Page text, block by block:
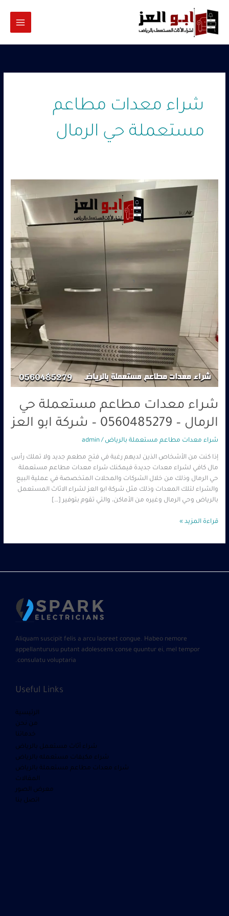
المحتوى
شراء معدات مطاعم
مستعملة حي الرمال
شراء معدات مطاعم مستعملة حي
الرمال – 0560485279 – شركة ابو العز
شراء معدات مطاعم مستعملة بالرياض /
admin
إذا كنت من الأشخاص الذين لديهم رغبة في فتح مطعم جديد ولا تملك رأس
مال كافي لشراء معدات جديدة فيمكنك شراء معدات مطاعم مستعملة
حي الرمال وذلك من خلال الشركات والمحلات المتخصصة في عملية البيع
والشراء لتلك المعدات وذلك مثل شركة ابو العز لشراء الاثاث المستعمل
بالرياض وحي الرمال وغيره من الأماكن، والتي تقوم بتوفير […]
شراء
مستعملة
0560485279
قراءة المزيد »
Aliquam suscipit felis a arcu laoreet congue. Habeo nemore
appellanturusu putant adolescens conse quuntur ei, mel tempor
consulatu voluptaria.
Useful Links
الرئيسية
من نحن
خدماتنا
شراء أثاث مستعمل بالرياض
شراء مكيفات مستعمله بالرياض
شراء معدات مطاعم مستعملة بالرياض
المقالات
معرض الصور
اتصل بنا